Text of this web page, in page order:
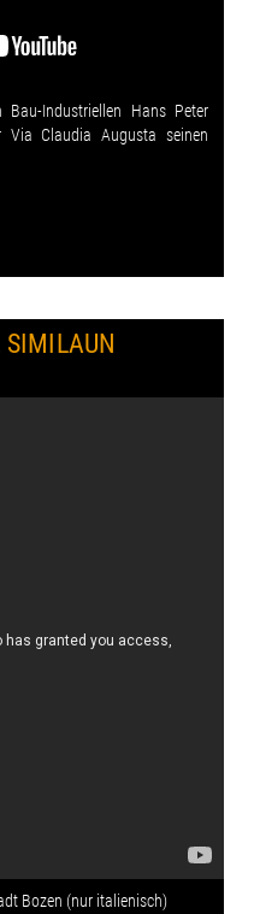
Industriellen Hans Peter
Claudia Augusta seinen
Bozen (nur italienisch)